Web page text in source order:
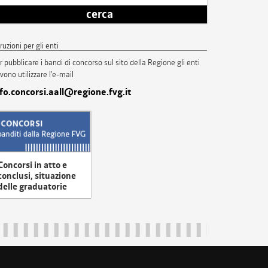
cerca
per gli enti
pubblicare i bandi di concorso sul sito della Regione gli enti
utilizzare l'e-mail
in atto e
situazione
graduatorie